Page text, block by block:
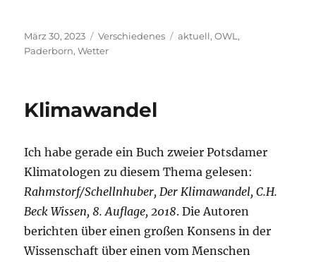
Veröffentlicht
am
März 30, 2023 Kategorien
Verschiedenes Schlagwörter
aktuell,OWL ,
Paderborn,Wetter
Klimawandel
Ich habe gerade ein Buch zweier Potsdamer
Klimatologen zu diesem Thema gelesen:
Rahmstorf/Schellnhuber, Der Klimawandel, C.H.
Beck Wissen, 8. Auflage, 2018. Die Autoren
berichten über einen großen Konsens in der
Wissenschaft über einen vom Menschen